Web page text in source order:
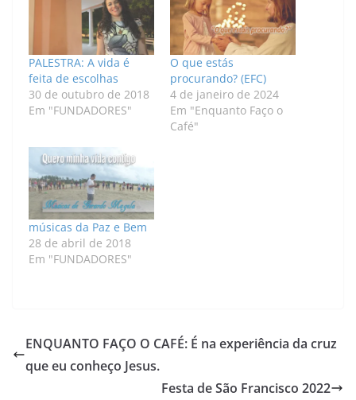
PALESTRA: A vida é
feita de escolhas
30 de outubro de 2018
Em "FUNDADORES"
O que estás
procurando? (EFC)
4 de janeiro de 2024
Em "Enquanto Faço o
Café"
músicas da Paz e Bem
28 de abril de 2018
Em "FUNDADORES"
ENQUANTO FAÇO O CAFÉ: É na experiência da cruz
que eu conheço Jesus.
Festa de São Francisco 2022